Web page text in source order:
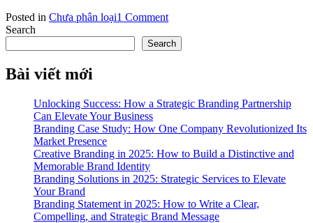
Posted in Chưa phân loại1 Commenton
tất
cả
Search
Search
Bài viết mới
Unlocking Success: How a Strategic Branding Partnership
Can Elevate Your Business
Branding Case Study: How One Company Revolutionized Its
Market Presence
Creative Branding in 2025: How to Build a Distinctive and
Memorable Brand Identity
Branding Solutions in 2025: Strategic Services to Elevate
Your Brand
Branding Statement in 2025: How to Write a Clear,
Compelling, and Strategic Brand Message